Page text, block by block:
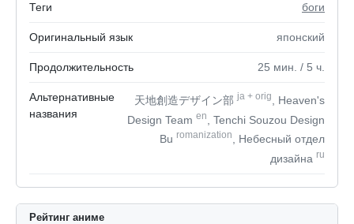
Теги боги
Оригинальный язык японский
Продолжительность 25 мин. / 5 ч.
Альтернативные
названия
天地創造デザイン部ja + orig
, Heaven's
Design Team en
, Tenchi Souzou Design
Bu romanization
, Небесный отдел
дизайна ru
Рейтинг аниме